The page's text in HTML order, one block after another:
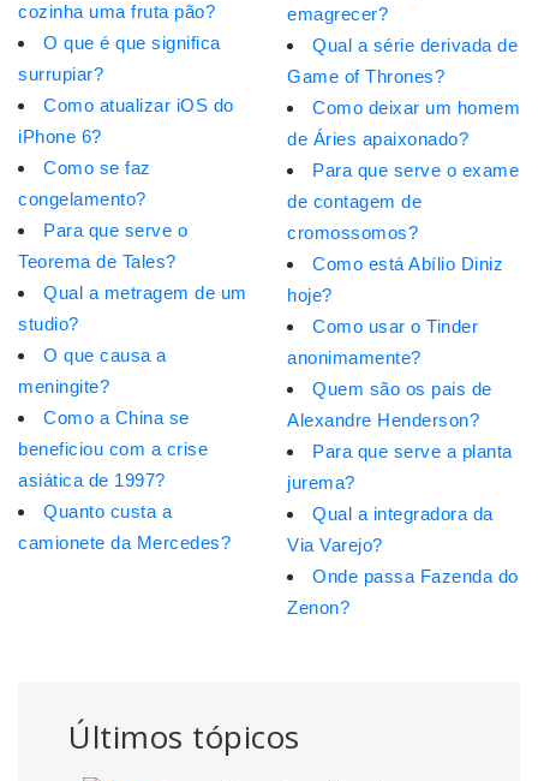
Últimos tópicos
cozinha uma fruta pão?
O que é que significa
surrupiar?
Como atualizar iOS do
iPhone 6?
Como se faz
congelamento?
Para que serve o
Teorema de Tales?
Qual a metragem de um
studio?
O que causa a
meningite?
Como a China se
beneficiou com a crise
asiática de 1997?
Quanto custa a
camionete da Mercedes?
emagrecer?
Qual a série derivada de
Game of Thrones?
Como deixar um homem
de Áries apaixonado?
Para que serve o exame
de contagem de
cromossomos?
Como está Abílio Diniz
hoje?
Como usar o Tinder
anonimamente?
Quem são os pais de
Alexandre Henderson?
Para que serve a planta
jurema?
Qual a integradora da
Via Varejo?
Onde passa Fazenda do
Zenon?